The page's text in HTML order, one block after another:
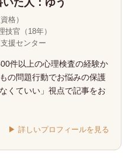
た人：ゆう
格）
技官（18年）
援センター
件以上の心理検査の経験か
の問題行動でお悩みの保護
くていい」視点で記事をお
▶︎ 詳しいプロフィールを見る